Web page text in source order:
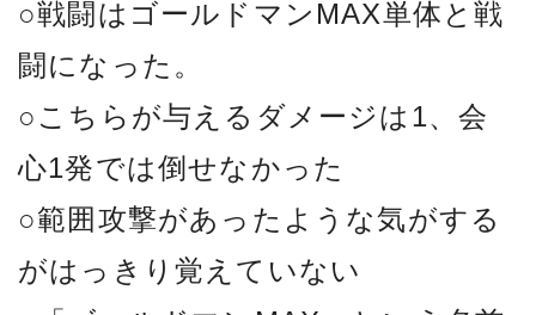
○戦闘はゴールドマンMAX単体と戦
闘になった。
○こちらが与えるダメージは1、会
心1発では倒せなかった
○範囲攻撃があったような気がする
がはっきり覚えていない